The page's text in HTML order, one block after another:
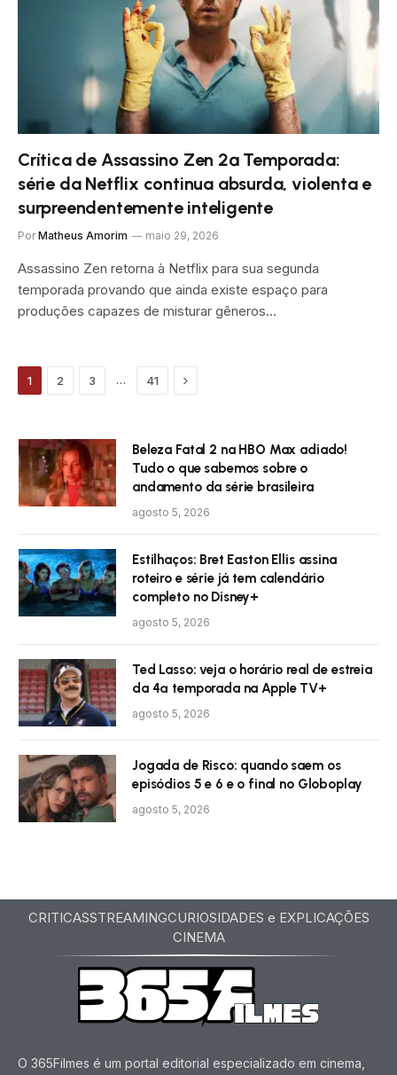
Crítica de Assassino Zen 2ª Temporada:
série da Netflix continua absurda, violenta e
surpreendentemente inteligente
Por Matheus Amorim maio 29, 2026
Assassino Zen retorna à Netflix para sua segunda
temporada provando que ainda existe espaço para
produções capazes de misturar gêneros…
1 2 3 … 41 Próximo
Beleza Fatal 2 na HBO Max adiado!
Tudo o que sabemos sobre o
andamento da série brasileira
agosto 5, 2026
Estilhaços: Bret Easton Ellis assina
roteiro e série já tem calendário
completo no Disney+
agosto 5, 2026
Ted Lasso: veja o horário real de estreia
da 4ª temporada na Apple TV+
agosto 5, 2026
Jogada de Risco: quando saem os
episódios 5 e 6 e o final no Globoplay
agosto 5, 2026
CRITICASSTREAMINGCURIOSIDADES e EXPLICAÇÕES
CINEMA
O 365Filmes é um portal editorial especializado em cinema,